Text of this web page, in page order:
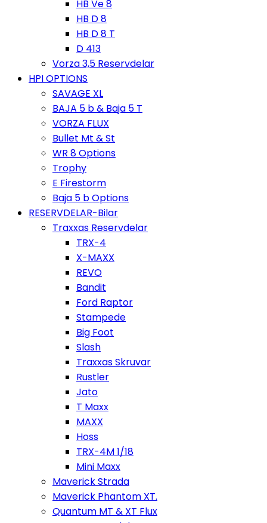
HB Ve 8
HB D 8
HB D 8 T
D 413
Vorza 3,5 Reservdelar
HPI OPTIONS
SAVAGE XL
BAJA 5 b & Baja 5 T
VORZA FLUX
Bullet Mt & St
WR 8 Options
Trophy
E Firestorm
Baja 5 b Options
RESERVDELAR-Bilar
Traxxas Reservdelar
TRX-4
X-MAXX
REVO
Bandit
Ford Raptor
Stampede
Big Foot
Slash
Traxxas Skruvar
Rustler
Jato
T Maxx
MAXX
Hoss
TRX-4M 1/18
Mini Maxx
Maverick Strada
Maverick Phantom XT.
Quantum MT & XT Flux